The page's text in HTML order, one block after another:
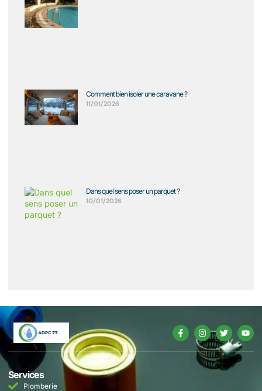
Comment bien isoler une caravane ?
11/01/2026
Dans quel sens poser un parquet ?
10/01/2026
Services
Plomberie